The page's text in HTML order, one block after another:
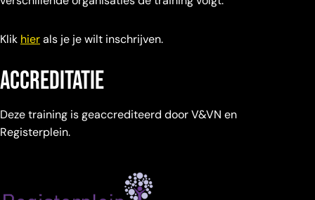
Klik hierals je je wilt inschrijven.
accreditatie
Deze training is geaccrediteerd door V&VN en
Registerplein.